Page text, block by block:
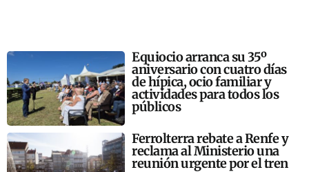
Equiocio arranca su 35º
aniversario con cuatro días
de hípica, ocio familiar y
actividades para todos los
públicos
Ferrolterra rebate a Renfe y
reclama al Ministerio una
reunión urgente por el tren